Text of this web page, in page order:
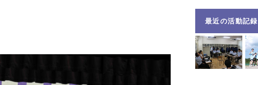
最近の活動記録